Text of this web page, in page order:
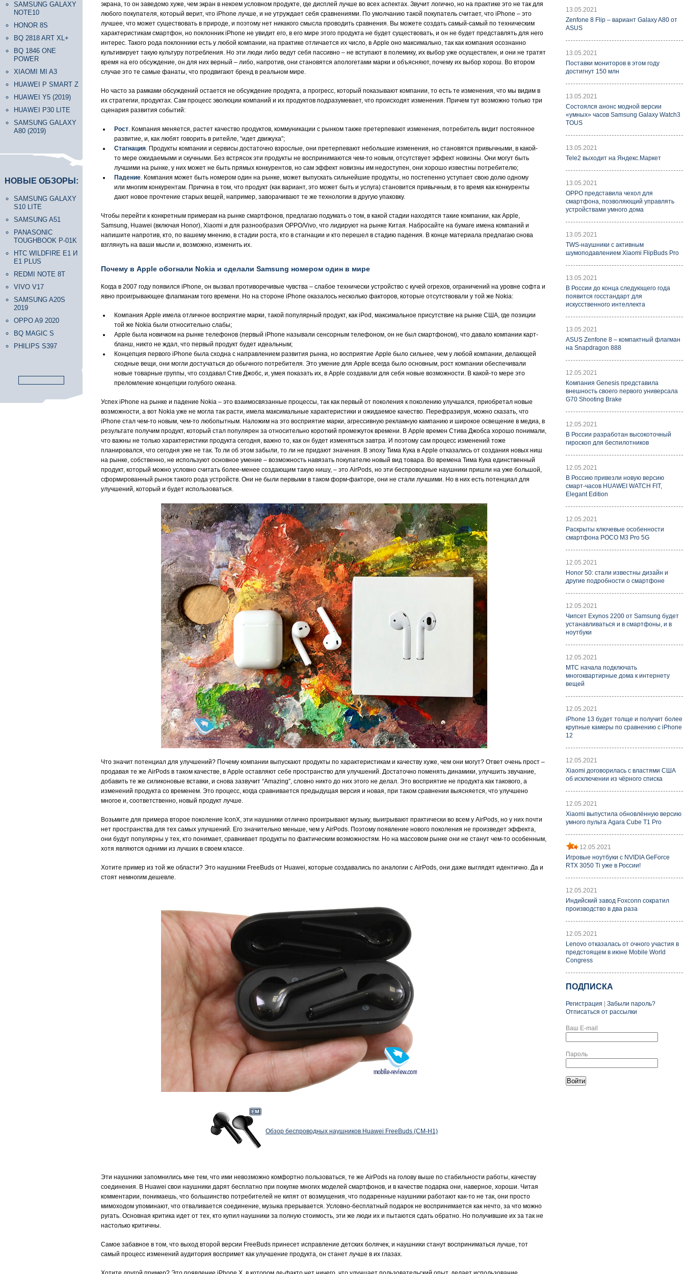
SAMSUNG GALAXY
NOTE10
HONOR 8S
BQ 2818 ART XL+
BQ 1846 ONE
POWER
XIAOMI MI A3
HUAWEI P SMART Z
HUAWEI Y5 (2019)
HUAWEI P30 LITE
SAMSUNG GALAXY
A80 (2019)
НОВЫЕ ОБЗОРЫ:
SAMSUNG GALAXY
S10 LITE
SAMSUNG A51
PANASONIC
TOUGHBOOK P-01K
HTC WILDFIRE E1 И
E1 PLUS
REDMI NOTE 8T
VIVO V17
SAMSUNG A20S
2019
OPPO A9 2020
BQ MAGIC S
PHILIPS S397
экрана, то он заведомо хуже, чем экран в некоем условном продукте, где дисплей лучше во всех аспектах. Звучит логично, но на практике это не так для
любого покупателя, который верит, что iPhone лучше, и не утруждает себя сравнениями. По умолчанию такой покупатель считает, что iPhone – это
лучшее, что может существовать в природе, и поэтому нет никакого смысла проводить сравнения. Вы можете создать самый-самый по техническим
характеристикам смартфон, но поклонник iPhone не увидит его, в его мире этого продукта не будет существовать, и он не будет представлять для него
интерес. Такого рода поклонники есть у любой компании, на практике отличается их число, в Apple оно максимально, так как компания осознанно
культивирует такую культуру потребления. Но эти люди либо ведут себя пассивно – не вступают в полемику, их выбор уже осуществлен, и они не тратят
время на его обсуждение, он для них верный – либо, напротив, они становятся апологетами марки и объясняют, почему их выбор хорош. Во втором
случае это те самые фанаты, что продвигают бренд в реальном мире.
Но часто за рамками обсуждений остается не обсуждение продукта, а прогресс, который показывают компании, то есть те изменения, что мы видим в
их стратегии, продуктах. Сам процесс эволюции компаний и их продуктов подразумевает, что происходят изменения. Причем тут возможно только три
сценария развития событий:
Рост. Компания меняется, растет качество продуктов, коммуникации с рынком также претерпевают изменения, потребитель видит постоянное
развитие, и, как любят говорить в ритейле, “идет движуха”;
Стагнация. Продукты компании и сервисы достаточно взрослые, они претерпевают небольшие изменения, но становятся привычными, в какой-
то мере ожидаемыми и скучными. Без встрясок эти продукты не воспринимаются чем-то новым, отсутствует эффект новизны. Они могут быть
лучшими на рынке, у них может не быть прямых конкурентов, но сам эффект новизны им недоступен, они хорошо известны потребителю;
Падение. Компания может быть номером один на рынке, может выпускать сильнейшие продукты, но постепенно уступает свою долю одному
или многим конкурентам. Причина в том, что продукт (как вариант, это может быть и услуга) становится привычным, в то время как конкуренты
дают новое прочтение старых вещей, например, заворачивают те же технологии в другую упаковку.
Чтобы перейти к конкретным примерам на рынке смартфонов, предлагаю подумать о том, в какой стадии находятся такие компании, как Apple,
Samsung, Huawei (включая Honor), Xiaomi и для разнообразия OPPO/Vivo, что лидируют на рынке Китая. Набросайте на бумаге имена компаний и
напишите напротив, кто, по вашему мнению, в стадии роста, кто в стагнации и кто перешел в стадию падения. В конце материала предлагаю снова
взглянуть на ваши мысли и, возможно, изменить их.
Почему в Apple обогнали Nokia и сделали Samsung номером один в мире
Когда в 2007 году появился iPhone, он вызвал противоречивые чувства – слабое технически устройство с кучей огрехов, ограничений на уровне софта и
явно проигрывающее флагманам того времени. Но на стороне iPhone оказалось несколько факторов, которые отсутствовали у той же Nokia:
Компания Apple имела отличное восприятие марки, такой популярный продукт, как iPod, максимальное присутствие на рынке США, где позиции
той же Nokia были относительно слабы;
Apple была новичком на рынке телефонов (первый iPhone называли сенсорным телефоном, он не был смартфоном), что давало компании карт-
бланш, никто не ждал, что первый продукт будет идеальным;
Концепция первого iPhone была сходна с направлением развития рынка, но восприятие Apple было сильнее, чем у любой компании, делающей
сходные вещи, они могли достучаться до обычного потребителя. Это умение для Apple всегда было основным, рост компании обеспечивали
новые товарные группы, что создавал Стив Джобс, и, умея показать их, в Apple создавали для себя новые возможности. В какой-то мере это
преломление концепции голубого океана.
Успех iPhone на рынке и падение Nokia – это взаимосвязанные процессы, так как первый от поколения к поколению улучшался, приобретал новые
возможности, а вот Nokia уже не могла так расти, имела максимальные характеристики и ожидаемое качество. Перефразируя, можно сказать, что
iPhone стал чем-то новым, чем-то любопытным. Наложим на это восприятие марки, агрессивную рекламную кампанию и широкое освещение в медиа, в
результате получим продукт, который стал популярен за относительно короткий промежуток времени. В Apple времен Стива Джобса хорошо понимали,
что важны не только характеристики продукта сегодня, важно то, как он будет изменяться завтра. И поэтому сам процесс изменений тоже
планировался, что сегодня уже не так. То ли об этом забыли, то ли не придают значения. В эпоху Тима Кука в Apple отказались от создания новых ниш
на рынке, собственно, не используют основное умение – возможность навязать покупателю новый вид товара. Во времена Тима Кука единственный
продукт, который можно условно считать более-менее создающим такую нишу, – это AirPods, но эти беспроводные наушники пришли на уже большой,
сформированный рынок такого рода устройств. Они не были первыми в таком форм-факторе, они не стали лучшими. Но в них есть потенциал для
улучшений, который и будет использоваться.
Что значит потенциал для улучшений? Почему компании выпускают продукты по характеристикам и качеству хуже, чем они могут? Ответ очень прост –
продавая те же AirPods в таком качестве, в Apple оставляют себе пространство для улучшений. Достаточно поменять динамики, улучшить звучание,
добавить те же силиконовые вставки, и снова зазвучит “Amazing”, словно никто до них этого не делал. Это восприятие не продукта как такового, а
изменений продукта со временем. Это процесс, когда сравнивается предыдущая версия и новая, при таком сравнении выясняется, что улучшено
многое и, соответственно, новый продукт лучше.
Возьмите для примера второе поколение IconX, эти наушники отлично проигрывают музыку, выигрывают практически во всем у AirPods, но у них почти
нет пространства для тех самых улучшений. Его значительно меньше, чем у AirPods. Поэтому появление нового поколения не произведет эффекта,
они будут популярны у тех, кто понимает, сравнивает продукты по фактическим возможностям. Но на массовом рынке они не станут чем-то особенным,
хотя являются одними из лучших в своем классе.
Хотите пример из той же области? Это наушники FreeBuds от Huawei, которые создавались по аналогии с AirPods, они даже выглядят идентично. Да и
стоят немногим дешевле.
Обзор беспроводных наушников Huawei FreeBuds (CM-H1)
Эти наушники запомнились мне тем, что ими невозможно комфортно пользоваться, те же AirPods на голову выше по стабильности работы, качеству
соединения. В Huawei свои наушники дарят бесплатно при покупке многих моделей смартфонов, и в качестве подарка они, наверное, хороши. Читая
комментарии, понимаешь, что большинство потребителей не кипят от возмущения, что подаренные наушники работают как-то не так, они просто
мимоходом упоминают, что отваливается соединение, музыка прерывается. Условно-бесплатный подарок не воспринимается как нечто, за что можно
ругать. Основная критика идет от тех, кто купил наушники за полную стоимость, эти же люди их и пытаются сдать обратно. Но получившие их за так не
настолько критичны.
Самое забавное в том, что выход второй версии FreeBuds принесет исправление детских болячек, и наушники станут восприниматься лучше, тот
самый процесс изменений аудитория воспримет как улучшение продукта, он станет лучше в их глазах.
13.05.2021
Zenfone 8 Flip – вариант Galaxy A80 от
ASUS
13.05.2021
Поставки мониторов в этом году
достигнут 150 млн
13.05.2021
Состоялся анонс модной версии
«умных» часов Samsung Galaxy Watch3
TOUS
13.05.2021
Tele2 выходит на Яндекс.Маркет
13.05.2021
OPPO представила чехол для
смартфона, позволяющий управлять
устройствами умного дома
13.05.2021
TWS-наушники с активным
шумоподавлением Xiaomi FlipBuds Pro
13.05.2021
В России до конца следующего года
появится госстандарт для
искусственного интеллекта
13.05.2021
ASUS Zenfone 8 – компактный флагман
на Snapdragon 888
12.05.2021
Компания Genesis представила
внешность своего первого универсала
G70 Shooting Brake
12.05.2021
В России разработан высокоточный
гироскоп для беспилотников
12.05.2021
В Россию привезли новую версию
смарт-часов HUAWEI WATCH FIT,
Elegant Edition
12.05.2021
Раскрыты ключевые особенности
смартфона POCO M3 Pro 5G
12.05.2021
Honor 50: стали известны дизайн и
другие подробности о смартфоне
12.05.2021
Чипсет Exynos 2200 от Samsung будет
устанавливаться и в смартфоны, и в
ноутбуки
12.05.2021
МТС начала подключать
многоквартирные дома к интернету
вещей
12.05.2021
iPhone 13 будет толще и получит более
крупные камеры по сравнению с iPhone
12
12.05.2021
Xiaomi договорилась с властями США
об исключении из чёрного списка
12.05.2021
Xiaomi выпустила обновлённую версию
умного пульта Agara Cube T1 Pro
12.05.2021
Игровые ноутбуки с NVIDIA GeForce
RTX 3050 Ti уже в России!
12.05.2021
Индийский завод Foxconn сократил
производство в два раза
12.05.2021
Lenovo отказалась от очного участия в
предстоящем в июне Mobile World
Congress
ПОДПИСКА
Регистрация
Забыли пароль?
Отписаться от рассылки
Ваш E-mail
Пароль